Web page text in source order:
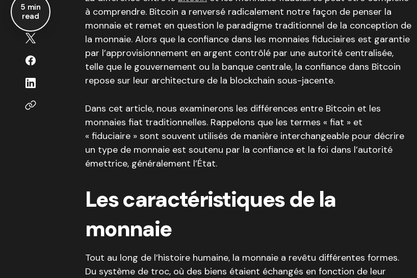
5 min
read
à comprendre. Bitcoin a renversé radicalement notre façon de penser la
monnaie et remet en question le paradigme traditionnel de la conception de
la monnaie. Alors que la confiance dans les monnaies fiduciaires est garantie
par l’approvisionnement en argent contrôlé par une autorité centralisée,
telle que le gouvernement ou la banque centrale, la confiance dans Bitcoin
repose sur leur architecture de la blockchain sous-jacente.
Dans cet article, nous examinerons les différences entre Bitcoin et les
monnaies fiat traditionnelles. Rappelons que les termes « fiat » et
« fiduciaire » sont souvent utilisés de manière interchangeable pour décrire
un type de monnaie est soutenu par la confiance et la foi dans l’autorité
émettrice, généralement l’État.
Les caractéristiques de la
monnaie
Tout au long de l’histoire humaine, la monnaie a revêtu différentes formes.
Du système de troc, où des biens étaient échangés en fonction de leur